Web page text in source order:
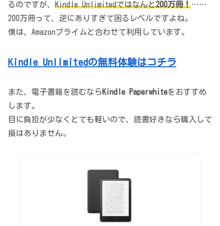
るのですが、 Kindle Unlimitedではなんと200万冊！……
200万冊って、逆にありすぎて困るレベルですよね。
僕は、Amazonプライムと合わせて利用しています。
Kindle Unlimitedの無料体験はコチラ
また、電子書籍を読むならKindle Paperwhiteをおすすめ
します。
目に負担が少なくとても軽いので、読書好きなら購入して
損はありません。